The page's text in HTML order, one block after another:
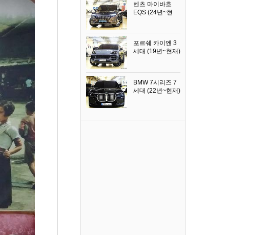
벤츠 마이바흐
EQS (24년~현
포르쉐 카이엔 3
세대 (19년~현재)
BMW 7시리즈 7
세대 (22년~현재)